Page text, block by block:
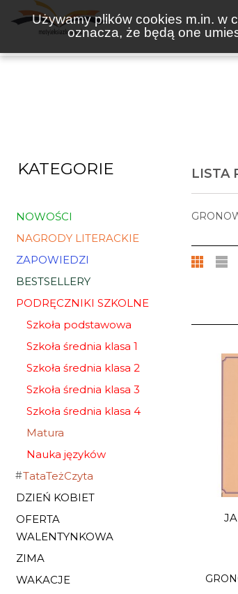
Używamy plików cookies m.in. w
oznacza, że będą one
KATEGORIE
NOWOŚCI
NAGRODY LITERACKIE
ZAPOWIEDZI
BESTSELLERY
PODRĘCZNIKI SZKOLNE
Szkoła podstawowa
Szkoła średnia klasa 1
Szkoła średnia klasa 2
Szkoła średnia klasa 3
Szkoła średnia klasa 4
Matura
Nauka języków
TataTeżCzyta
DZIEŃ KOBIET
OFERTA
WALENTYNKOWA
ZIMA
WAKACJE
LISTA